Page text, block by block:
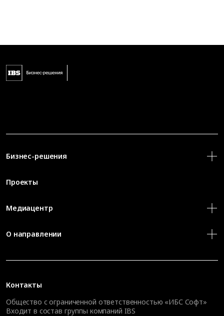
Контакты
Общество с ограниченной ответственностью «ИБС Софт»
Входит в состав группы компаний IBS
Бизнес-решения
Проекты
Медиацентр
О направлении